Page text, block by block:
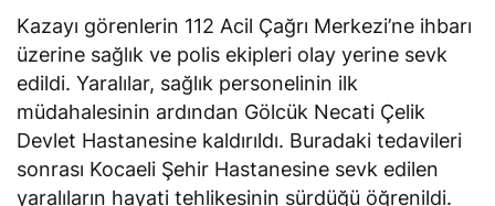
Kazayı görenlerin 112 Acil Çağrı Merkezi’ne ihbarı
üzerine sağlık ve polis ekipleri olay yerine sevk
edildi. Yaralılar, sağlık personelinin ilk
müdahalesinin ardından Gölcük Necati Çelik
Devlet Hastanesine kaldırıldı. Buradaki tedavileri
sonrası Kocaeli Şehir Hastanesine sevk edilen
yaralıların hayati tehlikesinin sürdüğü öğrenildi.